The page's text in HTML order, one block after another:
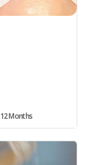
12 Months